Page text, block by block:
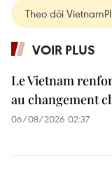
Theo dõi
VOIR PLUS
Le Vietnam
au changement
06/08/2026 02:37